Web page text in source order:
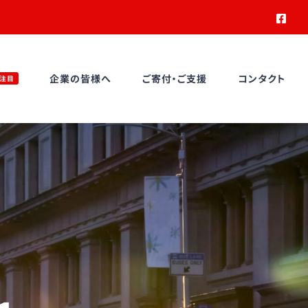
目 企業の皆様へ ご寄付・ご支援 コンタクト